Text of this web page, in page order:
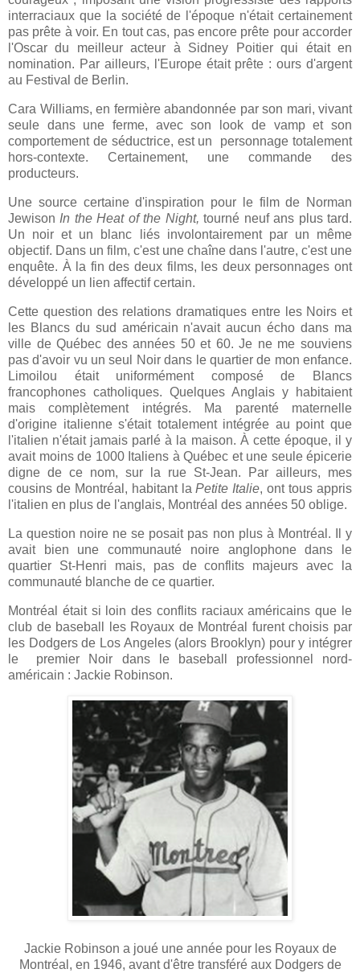
interraciaux que la société de l'époque n'était certainement
pas prête à voir. En tout cas, pas encore prête pour accorder
l'Oscar du meilleur acteur à Sidney Poitier qui était en
nomination. Par ailleurs, l'Europe était prête : ours d'argent
au Festival de Berlin.
Cara Williams, en fermière abandonnée par son mari, vivant
seule dans une ferme, avec son look de vamp et son
comportement de séductrice, est un personnage totalement
hors-contexte. Certainement, une commande des
producteurs.
Une source certaine d'inspiration pour le film de Norman
Jewison In the Heat of the Night, tourné neuf ans plus tard.
Un noir et un blanc liés involontairement par un même
objectif. Dans un film, c'est une chaîne dans l'autre, c'est une
enquête. À la fin des deux films, les deux personnages ont
développé un lien affectif certain.
Cette question des relations dramatiques entre les Noirs et
les Blancs du sud américain n'avait aucun écho dans ma
ville de Québec des années 50 et 60. Je ne me souviens
pas d'avoir vu un seul Noir dans le quartier de mon enfance.
Limoilou était uniformément composé de Blancs
francophones catholiques. Quelques Anglais y habitaient
mais complètement intégrés. Ma parenté maternelle
d'origine italienne s'était totalement intégrée au point que
l'italien n'était jamais parlé à la maison. À cette époque, il y
avait moins de 1000 Italiens à Québec et une seule épicerie
digne de ce nom, sur la rue St-Jean. Par ailleurs, mes
cousins de Montréal, habitant laPetite Italie, ont tous appris
l'italien en plus de l'anglais, Montréal des années 50 oblige.
La question noire ne se posait pas non plus à Montréal. Il y
avait bien une communauté noire anglophone dans le
quartier St-Henri mais, pas de conflits majeurs avec la
communauté blanche de ce quartier.
Montréal était si loin des conflits raciaux américains que le
club de baseball les Royaux de Montréal furent choisis par
les Dodgers de Los Angeles (alors Brooklyn) pour y intégrer
le premier Noir dans le baseball professionnel nord-
américain : Jackie Robinson.
Jackie Robinson a joué une année pour les Royaux de
Montréal, en 1946, avant d'être transféré aux Dodgers de